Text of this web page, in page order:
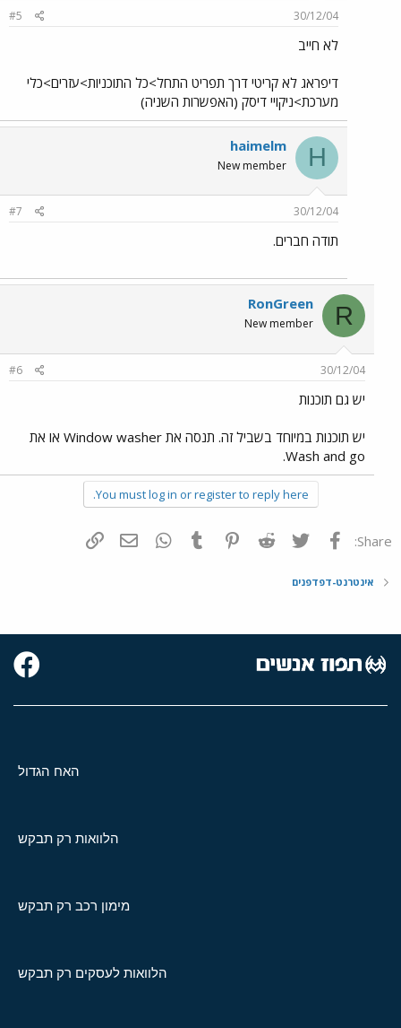
30/12/04
#5
לא חייב
דיפראג לא קריטי דרך תפריט התחל>כל התוכניות>עזרים>כלי
מערכת>ניקויי דיסק (האפשרות השניה)
H
haimelm
New member
30/12/04
#7
תודה חברים.
R
RonGreen
New member
30/12/04
#6
יש גם תוכנות
יש תוכנות במיוחד בשביל זה. תנסה את Window washer או את
Wash and go.
You must log in or register to reply here.
Share: פייסבוק Twitter
Reddit
Pinterest
Tumblr
WhatsAppדואר אלקטרוני
אינטרנט-דפדפנים
האח הגדול
הלוואות רק תבקש
מימון רכב רק תבקש
הלוואות לעסקים רק תבקש